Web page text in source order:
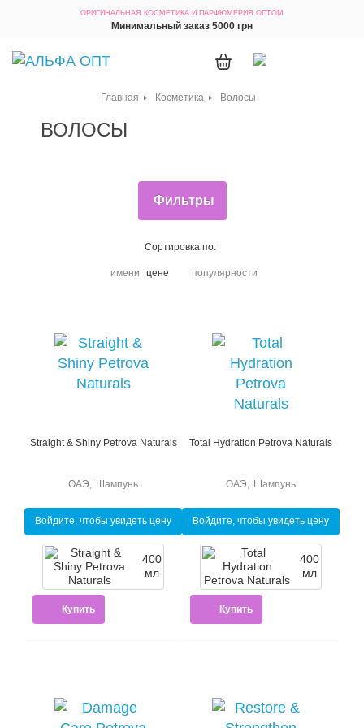
ОРИГИНАЛЬНАЯ КОСМЕТИКА И ПАРФЮМЕРИЯ ОПТОМ
Минимальный заказ 5000 грн
Главная Косметика Волосы
ВОЛОСЫ
Фильтры
Сортировка по:
имени цене популярности
Straight & Shiny Petrova Naturals
Шампунь
ОАЭ
Войдите, чтобы увидеть цену
400
мл
Купить
Total Hydration Petrova Naturals
Шампунь
ОАЭ
Войдите, чтобы увидеть цену
400
мл
Купить